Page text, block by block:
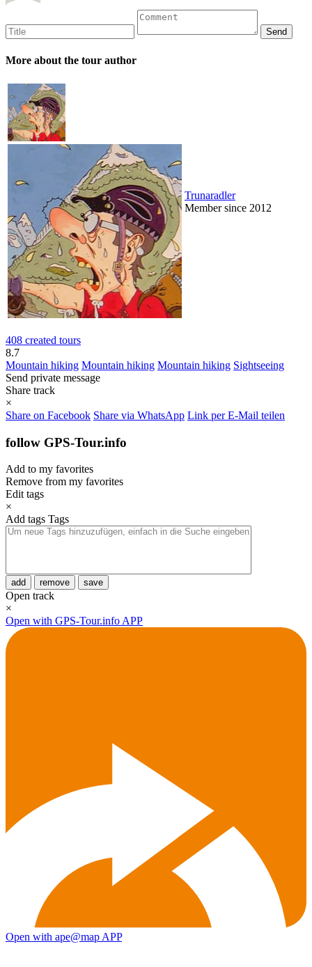
More about the tour author
Trunaradler
Member since 2012
408 created tours
8.7
Mountain hiking Mountain hiking Mountain hiking Sightseeing
Send private message
Share track
×
Share on Facebook Share via WhatsApp Link per E-Mail teilen
follow GPS-Tour.info
Add to my favorites
Remove from my favorites
Edit tags
×
Add tags Tags
add remove save
Open track
×
Open with GPS-Tour.info APP
Open with ape@map APP